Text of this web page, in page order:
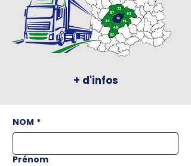
+ d'infos
NOM *
Prénom